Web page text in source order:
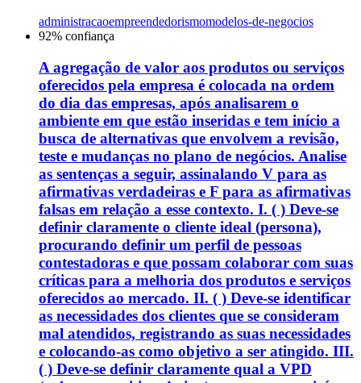
administracaoempreendedorismomodelos-de-negocios
92% confiança
A agregação de valor aos produtos ou serviços
oferecidos pela empresa é colocada na ordem
do dia das empresas, após analisarem o
ambiente em que estão inseridas e tem início a
busca de alternativas que envolvem a revisão,
teste e mudanças no plano de negócios. Analise
as sentenças a seguir, assinalando V para as
afirmativas verdadeiras e F para as afirmativas
falsas em relação a esse contexto. I. ( ) Deve-se
definir claramente o cliente ideal (persona),
procurando definir um perfil de pessoas
contestadoras e que possam colaborar com suas
críticas para a melhoria dos produtos e serviços
oferecidos ao mercado. II. ( ) Deve-se identificar
as necessidades dos clientes que se consideram
mal atendidos, registrando as suas necessidades
e colocando-as como objetivo a ser atingido. III.
( ) Deve-se definir claramente qual a VPD